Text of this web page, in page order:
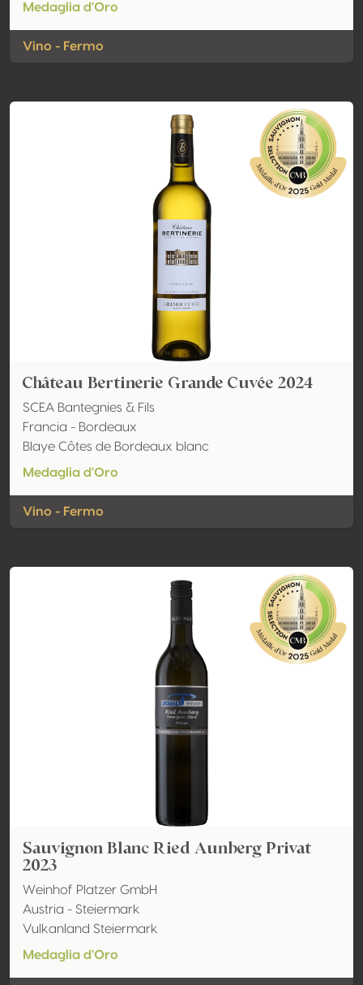
Medaglia d'Oro
Vino - Fermo
Château Bertinerie Grande Cuvée 2024
SCEA Bantegnies & Fils
Francia - Bordeaux
Blaye Côtes de Bordeaux blanc
Medaglia d'Oro
Vino - Fermo
Sauvignon Blanc Ried Aunberg Privat
2023
Weinhof Platzer GmbH
Austria - Steiermark
Vulkanland Steiermark
Medaglia d'Oro